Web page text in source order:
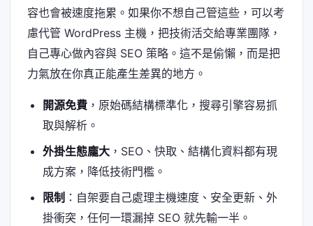
容也會被速度拖累。如果你不想自己管這些，可以考
慮代管 WordPress 主機，把技術活交給專業團隊，
自己專心做內容與 SEO 策略。這不是偷懶，而是把
力氣放在你真正能產生差異的地方。
開源免費，原始碼結構標準化，搜尋引擎容易抓
取與解析。
外掛生態龐大，SEO、快取、結構化資料都有現
成方案，降低技術門檻。
限制 ：自架要自己處理主機速度、安全更新、外
掛衝突，任何一環漏掉 SEO 就先輸一半。